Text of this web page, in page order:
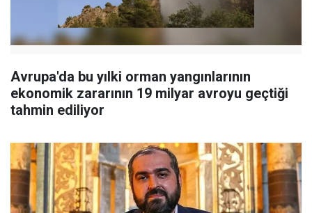
Avrupa'da bu yılki orman yangınlarının
ekonomik zararının 19 milyar avroyu geçtiği
tahmin ediliyor